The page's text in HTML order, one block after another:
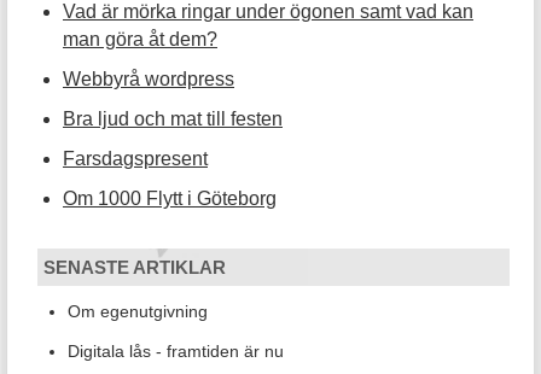
Vad är mörka ringar under ögonen samt vad kan
man göra åt dem?
Webbyrå wordpress
Bra ljud och mat till festen
Farsdagspresent
Om 1000 Flytt i Göteborg
SENASTE ARTIKLAR
Om egenutgivning
Digitala lås - framtiden är nu